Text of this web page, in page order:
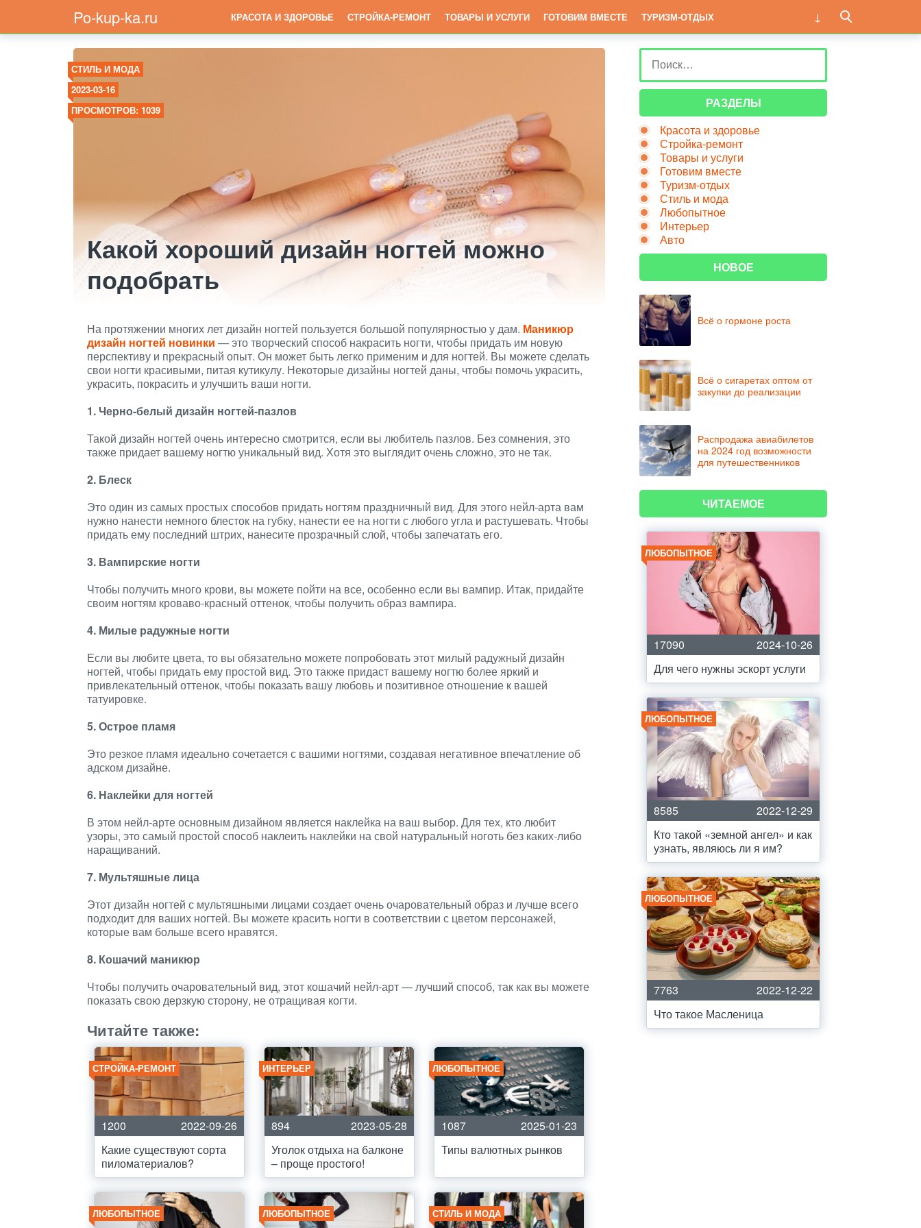
Po-kup-ka.ru КРАСОТА И ЗДОРОВЬЕ СТРОЙКА-РЕМОНТ ТОВАРЫ И УСЛУГИ ГОТОВИМ ВМЕСТЕ ТУРИЗМ-ОТДЫХ
СТИЛЬ И МОДА
2023-03-16
ПРОСМОТРОВ: 1039
Какой хороший дизайн ногтей можно
подобрать
На протяжении многих лет дизайн ногтей пользуется большой популярностью у дам. Маникюр
дизайн ногтей новинки — это творческий способ накрасить ногти, чтобы придать им новую
перспективу и прекрасный опыт. Он может быть легко применим и для ногтей. Вы можете сделать
свои ногти красивыми, питая кутикулу. Некоторые дизайны ногтей даны, чтобы помочь украсить,
украсить, покрасить и улучшить ваши ногти.
1. Черно-белый дизайн ногтей-пазлов
Такой дизайн ногтей очень интересно смотрится, если вы любитель пазлов. Без сомнения, это
также придает вашему ногтю уникальный вид. Хотя это выглядит очень сложно, это не так.
2. Блеск
Это один из самых простых способов придать ногтям праздничный вид. Для этого нейл-арта вам
нужно нанести немного блесток на губку, нанести ее на ногти с любого угла и растушевать. Чтобы
придать ему последний штрих, нанесите прозрачный слой, чтобы запечатать его.
3. Вампирские ногти
Чтобы получить много крови, вы можете пойти на все, особенно если вы вампир. Итак, придайте
своим ногтям кроваво-красный оттенок, чтобы получить образ вампира.
4. Милые радужные ногти
Если вы любите цвета, то вы обязательно можете попробовать этот милый радужный дизайн
ногтей, чтобы придать ему простой вид. Это также придаст вашему ногтю более яркий и
привлекательный оттенок, чтобы показать вашу любовь и позитивное отношение к вашей
татуировке.
5. Острое пламя
Это резкое пламя идеально сочетается с вашими ногтями, создавая негативное впечатление об
адском дизайне.
6. Наклейки для ногтей
В этом нейл-арте основным дизайном является наклейка на ваш выбор. Для тех, кто любит
узоры, это самый простой способ наклеить наклейки на свой натуральный ноготь без каких-либо
наращиваний.
7. Мультяшные лица
Этот дизайн ногтей с мультяшными лицами создает очень очаровательный образ и лучше всего
подходит для ваших ногтей. Вы можете красить ногти в соответствии с цветом персонажей,
которые вам больше всего нравятся.
8. Кошачий маникюр
Чтобы получить очаровательный вид, этот кошачий нейл-арт — лучший способ, так как вы можете
показать свою дерзкую сторону, не отращивая когти.
Читайте также:
СТРОЙКА-РЕМОНТ
1200
2022-09-26
Какие существуют сорта
пиломатериалов?
ИНТЕРЬЕР
894
2023-05-28
Уголок отдыха на балконе
– проще простого!
ЛЮБОПЫТНОЕ
1087
2025-01-23
Типы валютных рынков
ЛЮБОПЫТНОЕ ЛЮБОПЫТНОЕ СТИЛЬ И МОДА
РАЗДЕЛЫ
Красота и здоровье
Стройка-ремонт
Товары и услуги
Готовим вместе
Туризм-отдых
Стиль и мода
Любопытное
Интерьер
Авто
НОВОЕ
Всё о гормоне роста
Всё о сигаретах оптом от
закупки до реализации
Распродажа авиабилетов
на 2024 год возможности
для путешественников
ЧИТАЕМОЕ
ЛЮБОПЫТНОЕ
17090
2024-10-26
Для чего нужны эскорт услуги
ЛЮБОПЫТНОЕ
8585
2022-12-29
Кто такой «земной ангел» и как
узнать, являюсь ли я им?
ЛЮБОПЫТНОЕ
7763
2022-12-22
Что такое Масленица